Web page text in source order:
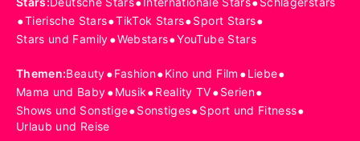
•Tierische Stars•TikTok Stars•Sport Stars•
Stars und Family•Webstars•YouTube Stars
Themen:Beauty•Fashion•Kino und Film •Liebe•
Mama und Baby•Musik•Reality TV•Serien•
Shows und Sonstige•Sonstiges•Sport und Fitness•
Urlaub und Reise